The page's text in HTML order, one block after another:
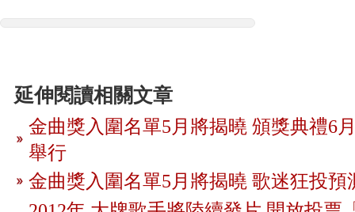
延伸閱讀相關文章
金曲獎入圍名單5月將揭曉 頒獎典禮6
舉行
金曲獎入圍名單5月將揭曉 歌迷狂投預